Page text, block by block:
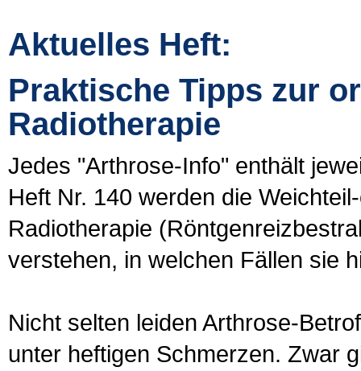
Aktuelles Heft:
Praktische Tipps zur
Radiotherapie
Jedes "Arthrose-Info" enthält
Heft Nr. 140 werden die
Radiotherapie
verstehen, in welchen Fällen sie
Nicht selten leiden Arthrose-
unter heftigen Schmerzen. Zwar